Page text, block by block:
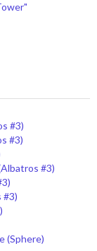
#3)
#3)
#3)
#3)
(Sphere)